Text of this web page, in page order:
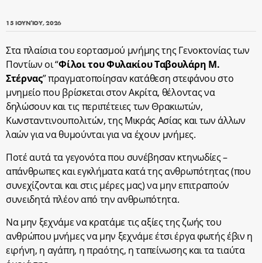
15 ΙΟΥΝΊΟΥ, 2026
Στα πλαίσια του εορτασμού μνήμης της Γενοκτονίας των
Ποντίων οι “Φίλοι του Φυλακίου Ταβουλάρη Μ.
Στέρνας” πραγματοποίησαν κατάθεση στεφάνου στο
μνημείο που βρίσκεται στον Ακρίτα, θέλοντας να
δηλώσουν και τις περιπέτειες των Θρακιωτών,
Κωνσταντινουπολιτών, της Μικράς Ασίας και των άλλων
λαών για να θυμούνται για να έχουν μνήμες.
Ποτέ αυτά τα γεγονότα που συνέβησαν κτηνωδίες –
απάνθρωπες και εγκλήματα κατά της ανθρωπότητας (που
συνεχίζονται και στις μέρες μας) να μην επιτραπούν
συνειδητά πλέον από την ανθρωπότητα.
Να μην ξεχνάμε να κρατάμε τις αξίες της ζωής του
ανθρώπου μνήμες να μην ξεχνάμε έτσι έργα φωτής έβιν η
ειρήνη, η αγάπη, η πραότης, η ταπείνωσης και τα τιαύτα